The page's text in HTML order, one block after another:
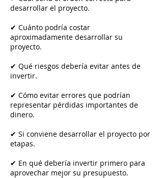
desarrollar el proyecto.
✔ Cuánto podría costar
aproximadamente desarrollar su
proyecto.
✔ Qué riesgos debería evitar antes de
invertir.
✔ Cómo evitar errores que podrían
representar pérdidas importantes de
dinero.
✔ Si conviene desarrollar el proyecto por
etapas.
✔ En qué debería invertir primero para
aprovechar mejor su presupuesto.